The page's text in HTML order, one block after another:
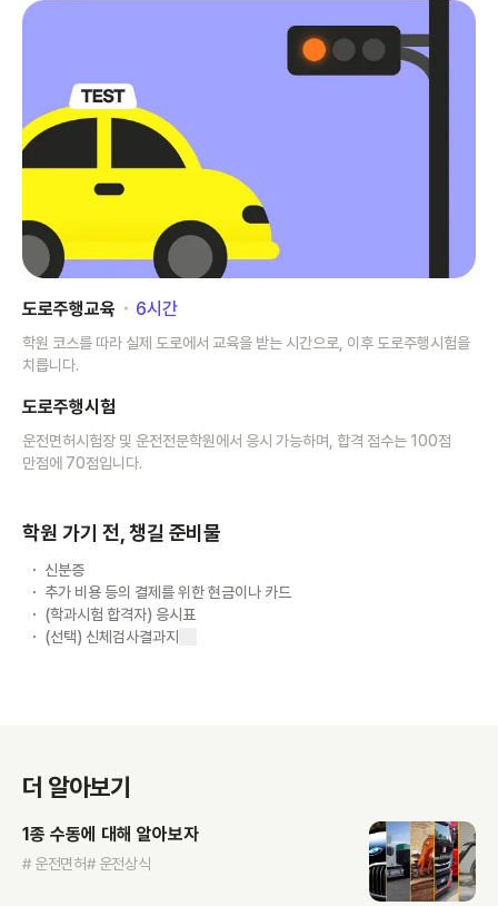
도로주행교육 ･ 6시간
학원 코스를 따라 실제 도로에서 교육을 받는 시간으로, 이후 도로주행시험을
치릅니다.
도로주행시험
운전면허시험장 및 운전전문학원에서 응시 가능하며, 합격 점수는 100점
만점에 70점입니다.
학원 가기 전, 챙길 준비물
신분증
추가 비용 등의 결제를 위한 현금이나 카드
(학과시험 합격자) 응시표
(선택) 신체검사결과지
더 알아보기
1종 수동에 대해 알아보자
# 운전면허# 운전상식